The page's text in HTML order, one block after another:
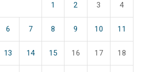
1 2 3 4
6 7 8 9 10 11
13 14 15 16 17 18